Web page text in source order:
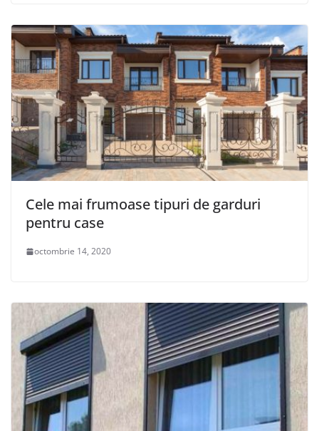
Cele mai frumoase tipuri de garduri
pentru case
octombrie 14, 2020